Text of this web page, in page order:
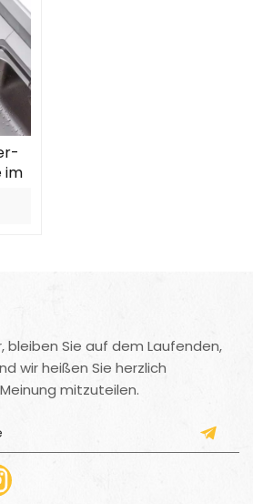
im
bleiben Sie auf dem Laufenden,
wir heißen Sie herzlich
mitzuteilen.